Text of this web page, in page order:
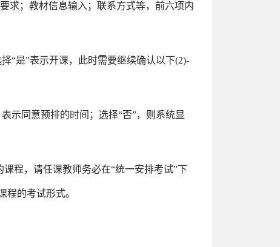
求；教材信息输入；联系方式等，前六项内
“是”表示开课，此时需要继续确认以下(2)-
示同意预排的时间；选择“否”，则系统显
程，请任课教师务必在“统一安排考试”下
程的考试形式。